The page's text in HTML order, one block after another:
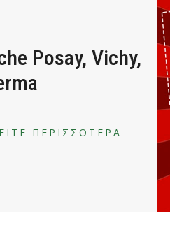
Posay, Vichy,
ΠΕΡΙΣΣΟΤΕΡΑ